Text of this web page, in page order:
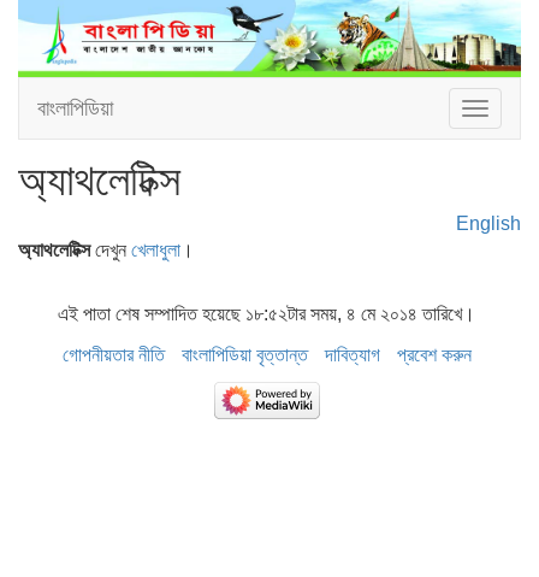
Toggle
বাংলাপিডিয়া
অ্যাথলেটিক্স
English
অ্যাথলেটিক্সদেখুন খেলাধুলা ।
এই পাতা শেষ সম্পাদিত হয়েছে ১৮:৫২টার সময়, ৪ মে ২০১৪ তারিখে।
গোপনীয়তার নীতি
বাংলাপিডিয়া বৃত্তান্ত দাবিত্যাগ প্রবেশ করুন